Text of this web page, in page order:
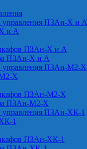
управления ПЗАн-Х и А
и А
ПЗАн-Х и А
ПЗАн-Х и А
управления ПЗАн-М2-Х
Х
шкафов ПЗАн-М2-Х
ПЗАн-М2-Х
управления ПЗАн-ХК-1
1
ПЗАн-ХК-1